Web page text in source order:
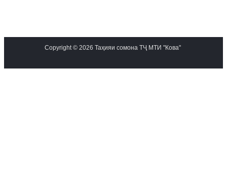
Copyright © 2026 Таҳияи сомона ТҶ МТИ "Кова"